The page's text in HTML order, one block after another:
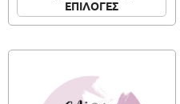
ΕΠΙΛΟΓΕΣ